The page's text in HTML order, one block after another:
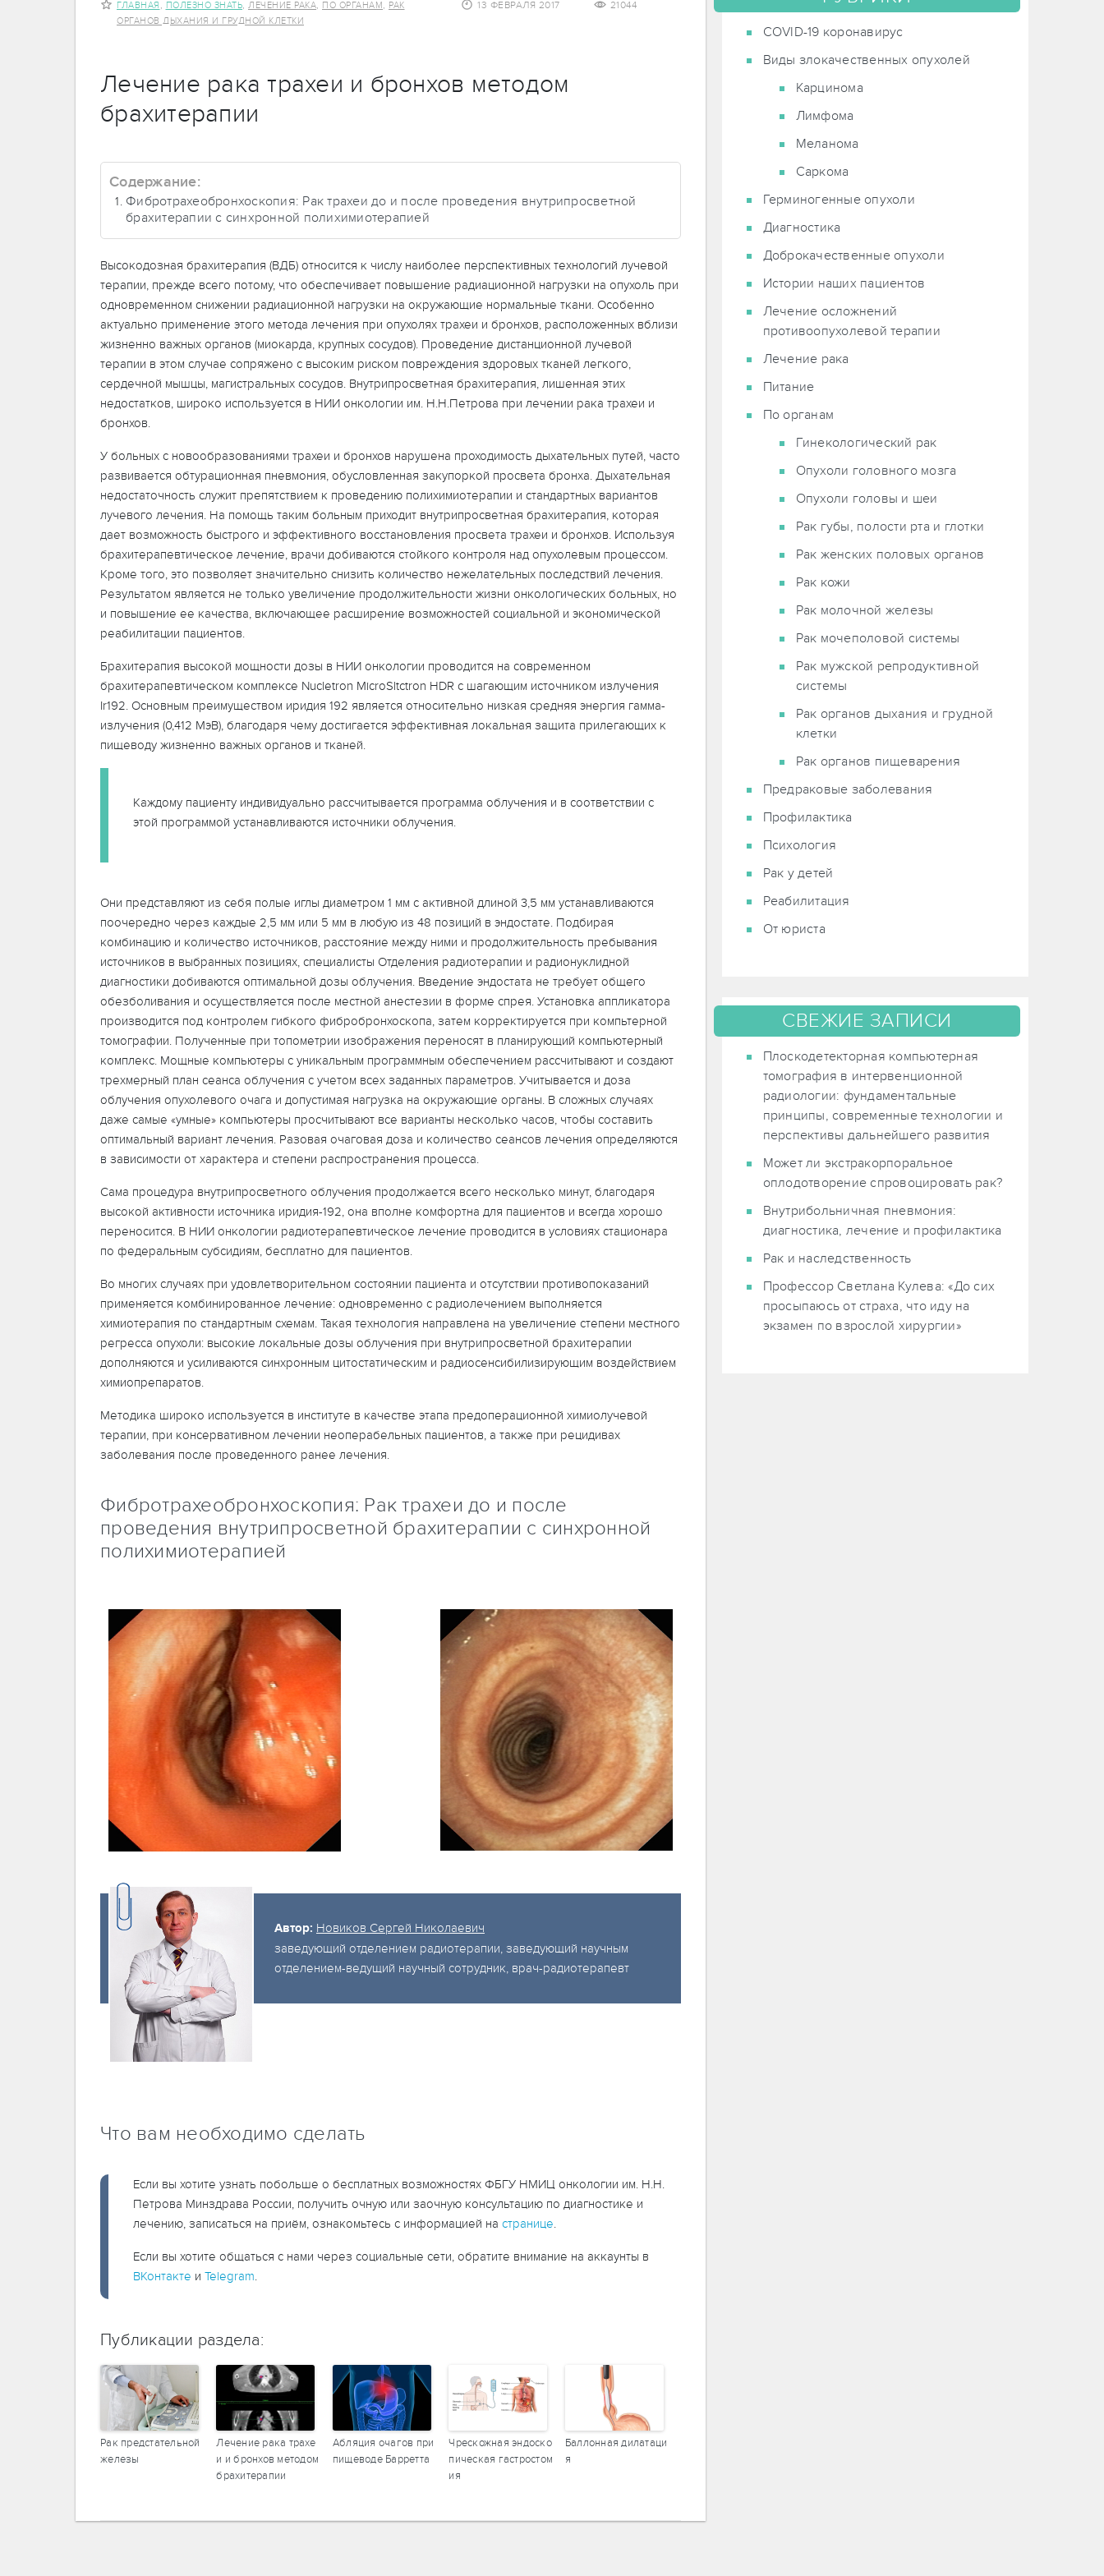
ГЛАВНАЯ , ПОЛЕЗНО ЗНАТЬ, ЛЕЧЕНИЕ РАКА, ПО ОРГАНАМ, РАК
ОРГАНОВ ДЫХАНИЯ И ГРУДНОЙ КЛЕТКИ
13 ФЕВРАЛЯ 2017 21044
Лечение рака трахеи и бронхов методом
брахитерапии
Содержание:
Фибротрахеобронхоскопия: Рак трахеи до и после проведения внутрипросветной
брахитерапии с синхронной полихимиотерапией
Высокодозная брахитерапия (ВДБ) относится к числу наиболее перспективных технологий лучевой
терапии, прежде всего потому, что обеспечивает повышение радиационной нагрузки на опухоль при
одновременном снижении радиационной нагрузки на окружающие нормальные ткани. Особенно
актуально применение этого метода лечения при опухолях трахеи и бронхов, расположенных вблизи
жизненно важных органов (миокарда, крупных сосудов). Проведение дистанционной лучевой
терапии в этом случае сопряжено с высоким риском повреждения здоровых тканей легкого,
сердечной мышцы, магистральных сосудов. Внутрипросветная брахитерапия, лишенная этих
недостатков, широко используется в НИИ онкологии им. Н.Н.Петрова при лечении рака трахеи и
бронхов.
У больных с новообразованиями трахеи и бронхов нарушена проходимость дыхательных путей, часто
развивается обтурационная пневмония, обусловленная закупоркой просвета бронха. Дыхательная
недостаточность служит препятствием к проведению полихимиотерапии и стандартных вариантов
лучевого лечения. На помощь таким больным приходит внутрипросветная брахитерапия, которая
дает возможность быстрого и эффективного восстановления просвета трахеи и бронхов. Используя
брахитерапевтическое лечение, врачи добиваются стойкого контроля над опухолевым процессом.
Кроме того, это позволяет значительно снизить количество нежелательных последствий лечения.
Результатом является не только увеличение продолжительности жизни онкологических больных, но
и повышение ее качества, включающее расширение возможностей социальной и экономической
реабилитации пациентов.
Брахитерапия высокой мощности дозы в НИИ онкологии проводится на современном
брахитерапевтическом комплексе Nucletron MicroSltctron HDR с шагающим источником излучения
Ir192. Основным преимуществом иридия 192 является относительно низкая средняя энергия гамма-
излучения (0,412 МэВ), благодаря чему достигается эффективная локальная защита прилегающих к
пищеводу жизненно важных органов и тканей.
Каждому пациенту индивидуально рассчитывается программа облучения и в соответствии с
этой программой устанавливаются источники облучения.
Они представляют из себя полые иглы диаметром 1 мм с активной длиной 3,5 мм устанавливаются
поочередно через каждые 2,5 мм или 5 мм в любую из 48 позиций в эндостате. Подбирая
комбинацию и количество источников, расстояние между ними и продолжительность пребывания
источников в выбранных позициях, специалисты Отделения радиотерапии и радионуклидной
диагностики добиваются оптимальной дозы облучения. Введение эндостата не требует общего
обезболивания и осуществляется после местной анестезии в форме спрея. Установка аппликатора
производится под контролем гибкого фибробронхоскопа, затем корректируется при компьтерной
томографии. Полученные при топометрии изображения переносят в планирующий компьютерный
комплекс. Мощные компьютеры с уникальным программным обеспечением рассчитывают и создают
трехмерный план сеанса облучения с учетом всех заданных параметров. Учитывается и доза
облучения опухолевого очага и допустимая нагрузка на окружающие органы. В сложных случаях
даже самые «умные» компьютеры просчитывают все варианты несколько часов, чтобы составить
оптимальный вариант лечения. Разовая очаговая доза и количество сеансов лечения определяются
в зависимости от характера и степени распространения процесса.
Сама процедура внутрипросветного облучения продолжается всего несколько минут, благодаря
высокой активности источника иридия-192, она вполне комфортна для пациентов и всегда хорошо
переносится. В НИИ онкологии радиотерапевтическое лечение проводится в условиях стационара
по федеральным субсидиям, бесплатно для пациентов.
Во многих случаях при удовлетворительном состоянии пациента и отсутствии противопоказаний
применяется комбинированное лечение: одновременно с радиолечением выполняется
химиотерапия по стандартным схемам. Такая технология направлена на увеличение степени местного
регресса опухоли: высокие локальные дозы облучения при внутрипросветной брахитерапии
дополняются и усиливаются синхронным цитостатическим и радиосенсибилизирующим воздействием
химиопрепаратов.
Методика широко используется в институте в качестве этапа предоперационной химиолучевой
терапии, при консервативном лечении неоперабельных пациентов, а также при рецидивах
заболевания после проведенного ранее лечения.
Фибротрахеобронхоскопия: Рак трахеи до и после
проведения внутрипросветной брахитерапии с синхронной
полихимиотерапией
Автор: Новиков Сергей Николаевич
заведующий отделением радиотерапии, заведующий научным
отделением-ведущий научный сотрудник, врач-радиотерапевт
Что вам необходимо сделать
Если вы хотите узнать побольше о бесплатных возможностях ФБГУ НМИЦ онкологии им. Н.Н.
Петрова Минздрава России, получить очную или заочную консультацию по диагностике и
лечению, записаться на приём, ознакомьтесь с информацией на странице.
Если вы хотите общаться с нами через социальные сети, обратите внимание на аккаунты в
ВКонтакте и Telegram.
Публикации раздела:
Рак предстательной
железы
Лечение рака трахе
и и бронхов методом
брахитерапии
Абляция очагов при
пищеводе Барретта
Чрескожная эндоско
пическая гастростом
ия
Баллонная дилатаци
я
COVID-19 коронавирус
Виды злокачественных опухолей
Карцинома
Лимфома
Меланома
Саркома
Герминогенные опухоли
Диагностика
Доброкачественные опухоли
Истории наших пациентов
Лечение осложнений
противоопухолевой терапии
Лечение рака
Питание
По органам
Гинекологический рак
Опухоли головного мозга
Опухоли головы и шеи
Рак губы, полости рта и глотки
Рак женских половых органов
Рак кожи
Рак молочной железы
Рак мочеполовой системы
Рак мужской репродуктивной
системы
Рак органов дыхания и грудной
клетки
Рак органов пищеварения
Предраковые заболевания
Профилактика
Психология
Рак у детей
Реабилитация
От юриста
СВЕЖИЕ ЗАПИСИ
Плоскодетекторная компьютерная
томография в интервенционной
радиологии: фундаментальные
принципы, современные технологии и
перспективы дальнейшего развития
Может ли экстракорпоральное
оплодотворение спровоцировать рак?
Внутрибольничная пневмония:
диагностика, лечение и профилактика
Рак и наследственность
Профессор Светлана Кулева: «До сих
просыпаюсь от страха, что иду на
экзамен по взрослой хирургии»